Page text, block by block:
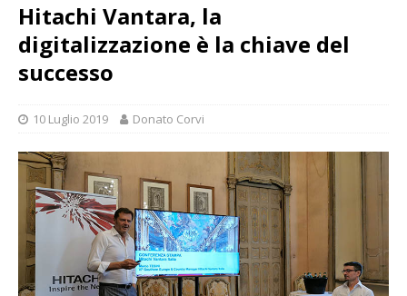
Hitachi Vantara, la
digitalizzazione è la chiave del
successo
10 Luglio 2019 Donato Corvi